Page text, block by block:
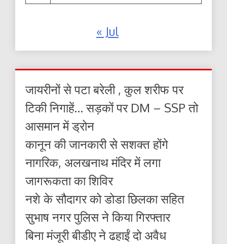
« Jul
जायरीनों से पटा बरेली , कुल शरीफ पर
टिकी निगाहें… सड़कों पर DM – SSP तो
आसमान में ड्रोन
कानून की जानकारी से सशक्त होंगे
नागरिक, अलखनाथ मंदिर में लगा
जागरूकता का शिविर
नशे के सौदागर को डोडा छिलका सहित
सुभाष नगर पुलिस ने किया गिरफ्तार
बिना मंजूरी बीडीए ने ढहाईं दो अवैध